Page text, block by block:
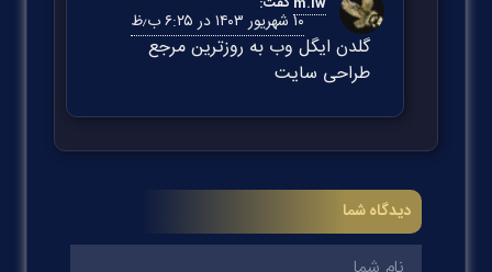
۱۰ شهریور ۱۴۰۳ در ۶:۲۵ ب٫ظ
گلدن ایگل وب به روزترین مرجع
طراحی سایت
دیدگاه شما